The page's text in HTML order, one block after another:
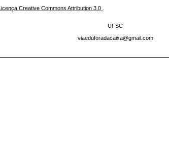
Licença Creative Commons Attribution 3.0
UFSC
viaeduforadacaixa@gmail.com